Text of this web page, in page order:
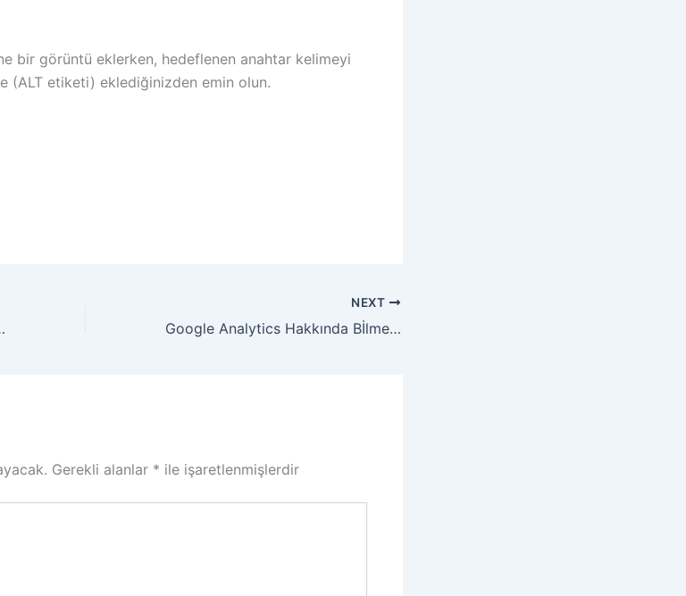
bir görüntü eklerken, hedeflenen anahtar kelimeyi
(ALT etiketi) eklediğinizden emin olun.
Yap ve Kazan!!!
NEXT
Google Analytics Hakkında Bİlmediklerinizi Buradan Öğrenebilirsiniz
Gerekli alanlar * ile işaretlenmişlerdir